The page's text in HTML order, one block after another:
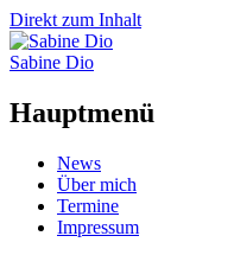
Direkt zum Inhalt
Sabine Dio
Hauptmenü
News
Über mich
Termine
Impressum